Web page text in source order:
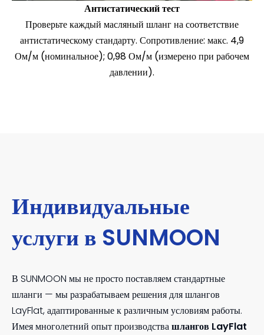
Антистатический тест
Проверьте каждый масляный шланг на соответствие
антистатическому стандарту. Сопротивление: макс. 4,9
Ом/м (номинальное); 0,98 Ом/м (измерено при рабочем
давлении).
Индивидуальные
услуги в SUNMOON
В SUNMOON мы не просто поставляем стандартные
шланги — мы разрабатываем решения для шлангов
LayFlat, адаптированные к различным условиям работы.
Имея многолетний опыт производствашлангов LayFlat